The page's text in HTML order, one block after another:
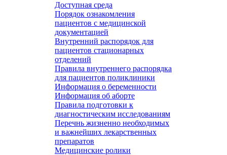
Доступная среда
Порядок ознакомления
пациентов с медицинской
документацией
Внутренний распорядок для
пациентов стационарных
отделений
Правила внутреннего распорядка
для пациентов поликлиники
Информация о беременности
Информация об аборте
Правила подготовки к
диагностическим исследованиям
Перечнь жизненно необходимых
и важнейших лекарственных
препаратов
Медицинские ролики